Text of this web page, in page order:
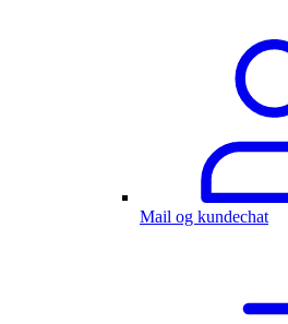
Mail og kundechat